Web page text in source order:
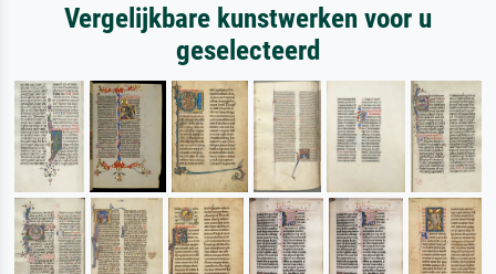
Vergelijkbare kunstwerken voor u
geselecteerd